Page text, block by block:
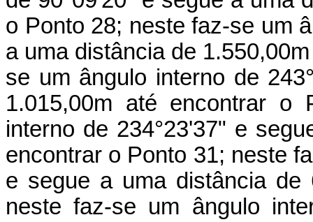
o Ponto 28; neste faz-se um
a uma distância de
se um ângulo interno de
1.015,00m até encontrar o
interno de 234°23'37" e
encontrar o Ponto 31; neste
e segue a uma distância de
neste faz-se um ângulo